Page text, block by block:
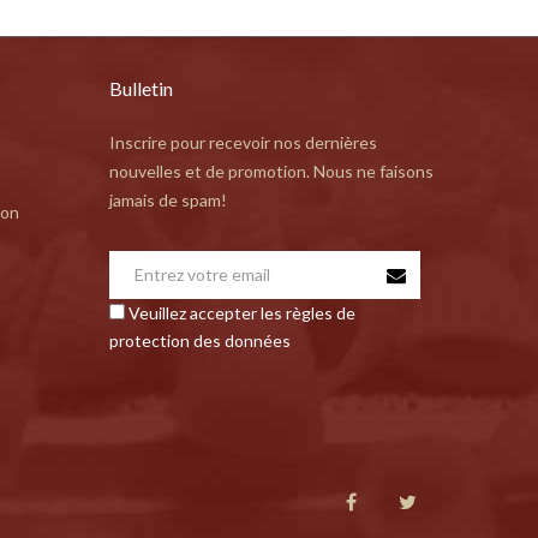
Bulletin
Inscrire pour recevoir nos dernières
nouvelles et de promotion. Nous ne faisons
jamais de spam!
Veuillez accepter les règles de
protection des données